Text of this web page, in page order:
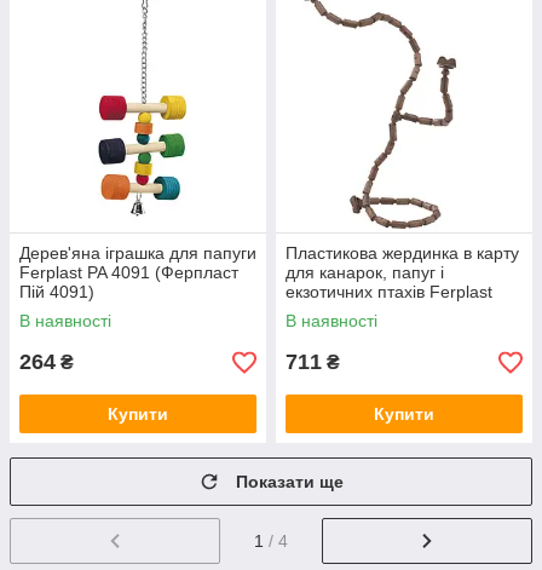
Дерев'яна іграшка для папуги
Ferplast PA 4091 (Ферпласт
Пій 4091)
В наявності
264 ₴
Купити
Пластикова жердинка в карту
для канарок, папуг і
екзотичних птахів Ferplast
Flex (Ферпласт Флекс)
В наявності
711 ₴
Купити
Показати ще
1 / 4